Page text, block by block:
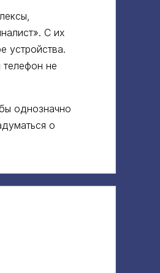
С их
устройства.
не
однозначно
о